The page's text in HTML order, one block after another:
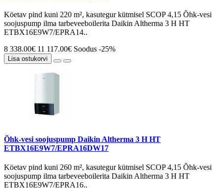
Köetav pind kuni 220 m², kasutegur kütmisel SCOP 4,15 Õhk-vesi
soojuspump ilma tarbeveeboilerita Daikin Altherma 3 H HT
ETBX16E9W7/EPRA14..
8 338.00€ 11 117.00€ Soodus -25%
Lisa ostukorvi
Õhk-vesi soojuspump Daikin Altherma 3 H HT
ETBX16E9W7/EPRA16DW17
Köetav pind kuni 260 m², kasutegur kütmisel SCOP 4,15 Õhk-vesi
soojuspump ilma tarbeveeboilerita Daikin Altherma 3 H HT
ETBX16E9W7/EPRA16..